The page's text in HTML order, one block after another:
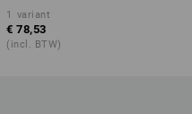
1 variant
€ 78,53
(incl. BTW)